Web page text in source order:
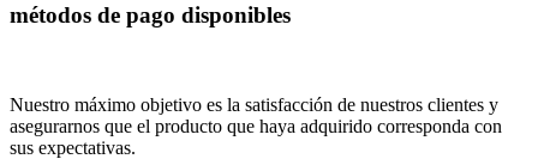
métodos de pago disponibles
Nuestro máximo objetivo es la satisfacción de nuestros clientes y
asegurarnos que el producto que haya adquirido corresponda con
sus expectativas.